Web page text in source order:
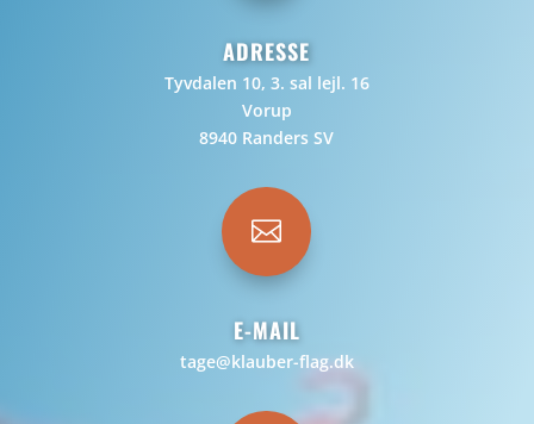
ADRESSE
Tyvdalen 10, 3. sal lejl. 16
Vorup
8940 Randers SV

E-MAIL
tage@klauber-flag.dk